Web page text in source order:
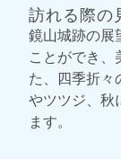
訪れる際の
鏡山城跡の展
ことができ、
た、四季折々
やツツジ、秋
ます。